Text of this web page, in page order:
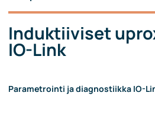
Induktiiviset
IO-Link
Parametrointi ja diagnostiikka IO-